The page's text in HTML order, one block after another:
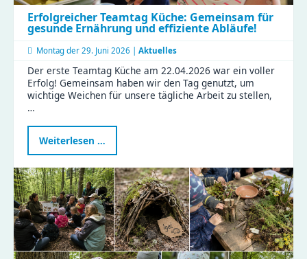
Erfolgreicher Teamtag Küche: Gemeinsam für
gesunde Ernährung und effiziente Abläufe!
Montag der 29. Juni 2026 | Aktuelles
Der erste Teamtag Küche am 22.04.2026 war ein voller
Erfolg! Gemeinsam haben wir den Tag genutzt, um
wichtige Weichen für unsere tägliche Arbeit zu stellen,
…
Weiterlesen …
Teamtag
Küche:
Gemeinsam
für
gesunde
Ernährung
und
effiziente
Abläufe!